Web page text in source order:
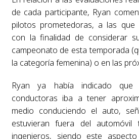
de cada participante, Ryan
pilotos prometedoras, a las que
con la finalidad de considerar
campeonato de esta temporada
la categoría femenina) o en las
Ryan ya había indicado
conductoras iba a tener
medio conduciendo el auto,
estuvieran fuera del automóvil
ingenieros, siendo este